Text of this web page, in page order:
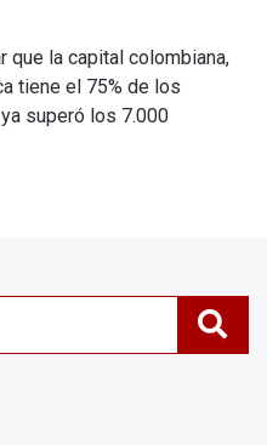
que la capital colombiana,
tiene el 75% de los
superó los 7.000